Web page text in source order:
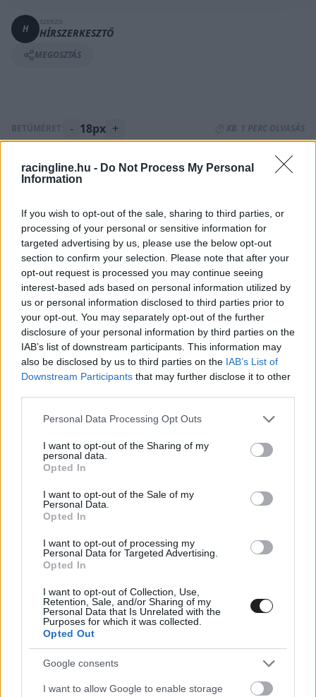
racingline.hu - Do Not Process My Personal
Information
If you wish to opt-out of the sale, sharing to third parties, or
processing of your personal or sensitive information for
targeted advertising by us, please use the below opt-out
section to confirm your selection. Please note that after your
opt-out request is processed you may continue seeing
interest-based ads based on personal information utilized by
us or personal information disclosed to third parties prior to
your opt-out. You may separately opt-out of the further
disclosure of your personal information by third parties on the
IAB’s list of downstream participants. This information may
also be disclosed by us to third parties on the IAB’s List of
Downstream Participants that may further disclose it to other
Please note that this website/app uses one or more Google
not limited to your visit or usage behaviour. You may click to
grant or deny consent to Google and its third-party tags to
use your data for below specified purposes in below Google
consent section.
Personal Data Processing Opt Outs
I want to opt-out of the Sharing of my
personal data.
Opted In
I want to opt-out of the Sale of my
Personal Data.
Opted In
I want to opt-out of processing my
Personal Data for Targeted Advertising.
Opted In
I want to opt-out of Collection, Use,
Retention, Sale, and/or Sharing of my
Personal Data that Is Unrelated with the
Purposes for which it was collected.
Opted Out
Google consents
I want to allow Google to enable storage
H
SZERZŐ
HÍRSZERKESZTŐ
MEGOSZTÁS
BETŰMÉRET: - 18px + ⏱️ KB. 1 PERC OLVASÁS
Jó hír a klasszikus autók és a klasszikus
visszatér a 2017-ben nagy sikert arató
Hungaroring Classic, sőt, már a jegyértékesítés
is elkezdődött a 2019. július 12-14-én tartandó
családi rendezvényre.
Erről bővebben,korábbi cikkünkben, ide
kattintvaolvashattok!
párját vagy a barátait egy remek nyári
még ma awww.gpticketshop.hu oldalon.